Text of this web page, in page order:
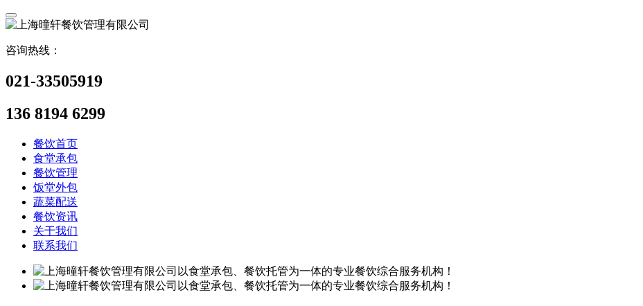
咨询热线：
021-33505919
136 8194 6299
餐饮首页
食堂承包
餐饮管理
饭堂外包
蔬菜配送
餐饮资讯
关于我们
联系我们